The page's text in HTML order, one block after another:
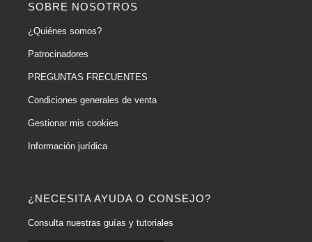
¿NECESITA AYUDA O CONSEJO?
Consulta nuestras guías y tutoriales
SOBRE NOSOTROS
¿Quiénes somos?
Patrocinadores
PREGUNTAS FRECUENTES
Condiciones generales de venta
Gestionar mis cookies
Información jurídica